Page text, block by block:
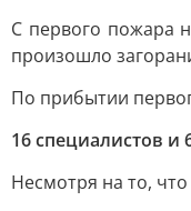
С первого пожара
произошло
По прибытии
16 специалистов и
Несмотря на то,